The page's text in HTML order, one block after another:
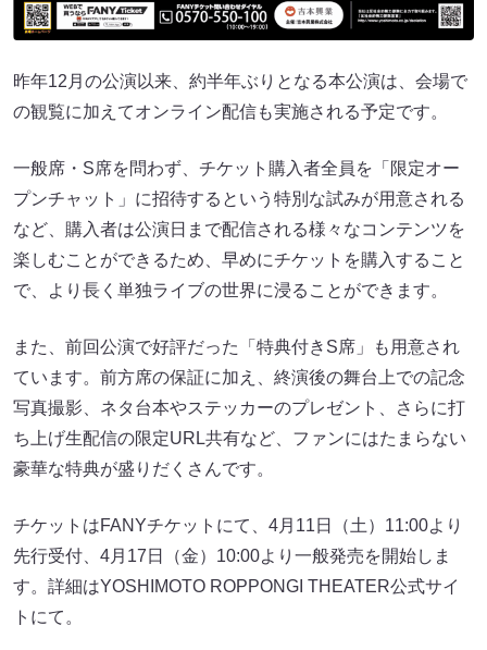
昨年12月の公演以来、約半年ぶりとなる本公演は、会場で
の観覧に加えてオンライン配信も実施される予定です。
一般席・S席を問わず、チケット購入者全員を「限定オー
プンチャット」に招待するという特別な試みが用意される
など、購入者は公演日まで配信される様々なコンテンツを
楽しむことができるため、早めにチケットを購入すること
で、より長く単独ライブの世界に浸ることができます。
また、前回公演で好評だった「特典付きS席」も用意され
ています。前方席の保証に加え、終演後の舞台上での記念
写真撮影、ネタ台本やステッカーのプレゼント、さらに打
ち上げ生配信の限定URL共有など、ファンにはたまらない
豪華な特典が盛りだくさんです。
チケットはFANYチケットにて、4月11日（土）11:00より
先行受付、4月17日（金）10:00より一般発売を開始しま
す。詳細はYOSHIMOTO ROPPONGI THEATER公式サイ
トにて。